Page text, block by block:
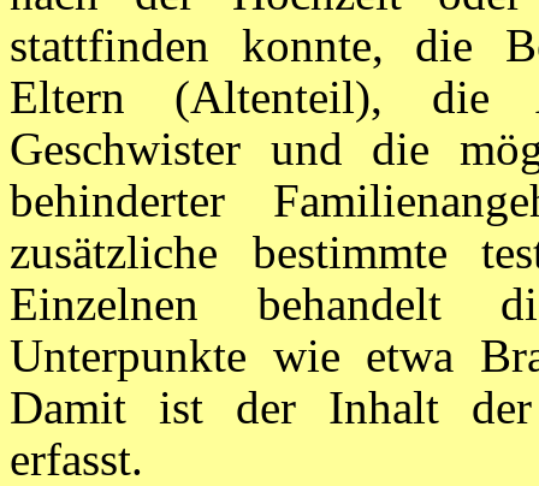
stattfinden konnte, die
Eltern (Altenteil), die
Geschwister und die
behinderter
zusätzliche bestimmte
Einzelnen behandelt
Unterpunkte wie etwa
Damit ist der Inhalt der
erfasst.